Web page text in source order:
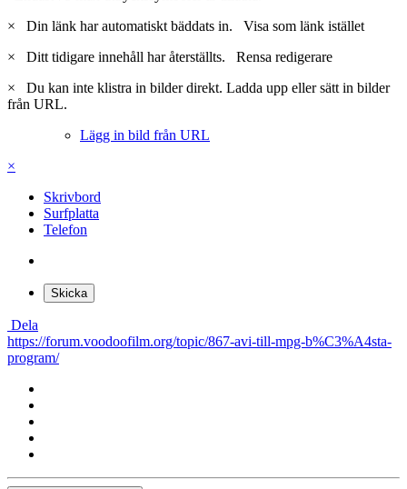
×
Din länk har automatiskt bäddats in. Visa som länk istället
×
Ditt tidigare innehåll har återställts. Rensa redigerare
×
Du kan inte klistra in bilder direkt. Ladda upp eller sätt in bilder
från URL.
Lägg in bild från URL
×
Skrivbord
Surfplatta
Telefon
Skicka
Dela
https://forum.voodoofilm.org/topic/867-avi-till-mpg-b%C3%A4sta-
program/